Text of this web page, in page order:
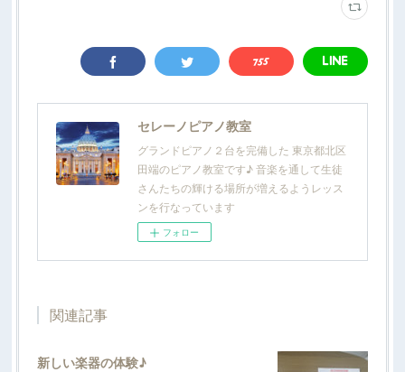
セレーノピアノ教室
グランドピアノ２台を完備した 東京都北区
田端のピアノ教室です♪ 音楽を通して生徒
さんたちの輝ける場所が増えるようレッス
ンを行なっています
フォロー
関連記事
新しい楽器の体験♪